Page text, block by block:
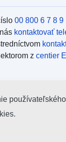
00 800 6 7 8 9
kontaktovať
z centier
médiách